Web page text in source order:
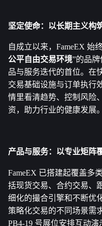
坚定使命：以长期主义构
自成立以来，FameEX 始
公平自由交易环境”的品
品与服务迭代的首位。在
交易基础设施与订单执行
情里看清趋势、控制风险
资，助力行业的健康发展。
产品与服务：以专业矩阵
FameEX 已搭建起覆盖多
括现货交易、合约交易、
细化的撮合引擎和不断优
策略化交易的不同场景需
PB4-19 号展位安排互动演